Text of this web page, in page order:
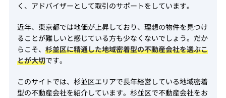
く、アドバイザーとして取引のサポートをしています。
近年、東京都では地価が上昇しており、理想の物件を見つけ
ることが難しいと感じている方も少なくないでしょう。だか
らこそ、杉並区に精通した地域密着型の不動産会社を選ぶこ
とが大切です。
このサイトでは、杉並区エリアで長年経営している地域密着
型の不動産会社を紹介しています。杉並区で不動産会社をお